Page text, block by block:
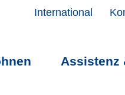
International
Assistenz